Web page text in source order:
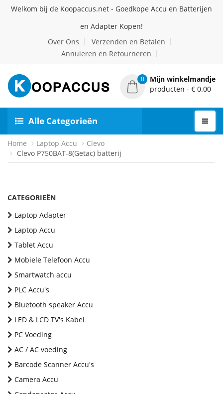
Welkom bij de Koopaccus.net - Goedkope Accu en Batterijen
en Adapter Kopen!
Over Ons
Verzenden en Betalen
Annuleren en Retourneren
0
Mijn winkelmandje
producten - € 0.00
Alle Categorieën
Home Laptop Accu
Clevo
Clevo P750BAT-8(Getac) batterij
CATEGORIEËN
Laptop Adapter
Laptop Accu
Tablet Accu
Mobiele Telefoon Accu
Smartwatch accu
PLC Accu's
Bluetooth speaker Accu
LED & LCD TV's Kabel
PC Voeding
AC / AC voeding
Barcode Scanner Accu's
Camera Accu